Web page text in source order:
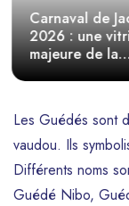
Carnaval de
2026 : une
majeure de la
créativité
Les Guédés sont
vaudou. Ils
Différents noms
Guédé Nibo,